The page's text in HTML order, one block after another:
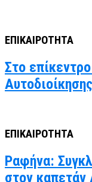
ΕΠΙΚΑΙΡΟΤΗΤΑ
Στο
Αυτοδιοίκησης
ΕΠΙΚΑΙΡΟΤΗΤΑ
Ραφήνα:
στον καπετάν